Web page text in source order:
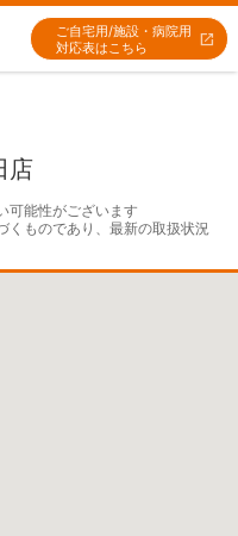
ご自宅用/施設・病院用
対応表はこちら
店
可能性がございます
くものであり、最新の取扱状況